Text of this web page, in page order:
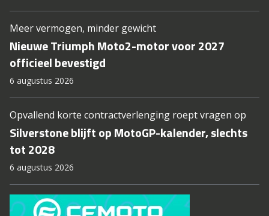
Meer vermogen, minder gewicht
Nieuwe Triumph Moto2-motor voor 2027
officieel bevestigd
6 augustus 2026
Opvallend korte contractverlenging roept vragen op
Silverstone blijft op MotoGP-kalender, slechts
tot 2028
6 augustus 2026